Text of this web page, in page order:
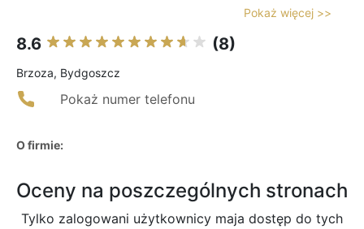
Pokaż więcej >>
8.6 (8)
Brzoza, Bydgoszcz
Pokaż numer telefonu
O firmie:
Oceny na poszczególnych stronach
Tylko zalogowani użytkownicy maja dostęp do tych